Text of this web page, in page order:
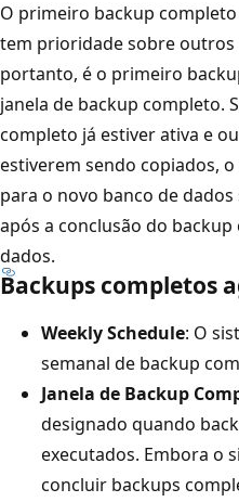
O primeiro backup
tem prioridade sobre outros
portanto, é o primeiro
janela de backup completo.
completo já estiver ativa e
estiverem sendo copiados,
para o novo banco de
após a conclusão do
dados.
Backups completos
Weekly Schedule: O
semanal de backup
Janela de Backup
designado quando
executados. Embora o
concluir backups